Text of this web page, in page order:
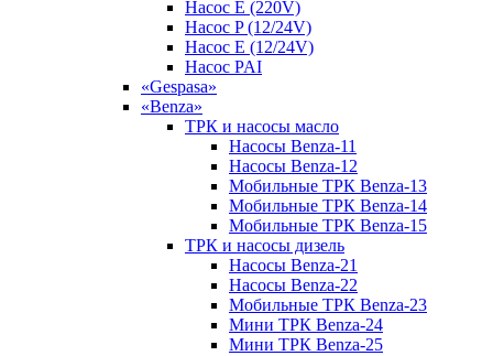
Насос E (220V)
Насос P (12/24V)
Насос E (12/24V)
Насос PAI
«Gespasa»
«Benza»
ТРК и насосы масло
Насосы Benza-11
Насосы Benza-12
Мобильные ТРК Benza-13
Мобильные ТРК Benza-14
Мобильные ТРК Benza-15
ТРК и насосы дизель
Насосы Benza-21
Насосы Benza-22
Мобильные ТРК Benza-23
Мини ТРК Benza-24
Мини ТРК Benza-25